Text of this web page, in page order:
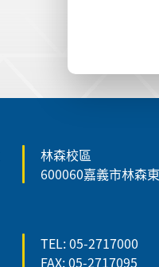
林森校區
600060嘉義市林森
TEL: 05-2717000
FAX: 05-2717095